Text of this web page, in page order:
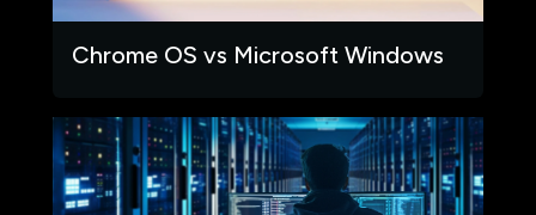
Chrome OS vs Microsoft Windows